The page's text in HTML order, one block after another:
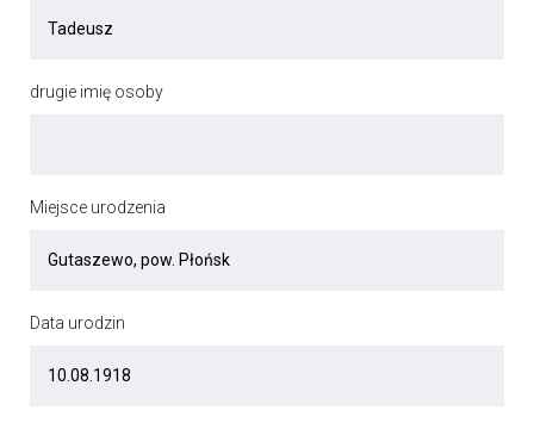
drugie imię osoby
Miejsce urodzenia
Data urodzin